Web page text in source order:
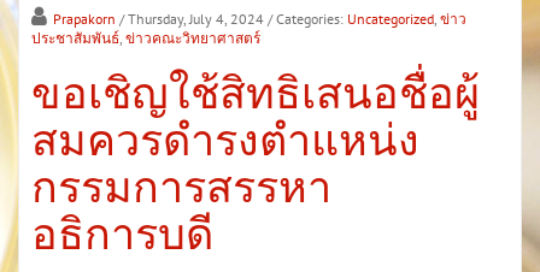
Prapakorn / Thursday, July 4, 2024 / Categories: Uncategorized ข่าว
ประชาสัมพันธ์ ข่าวคณะวิทยาศาสตร์
ขอเชิญใช้สิทธิเสนอชื่อผู้
สมควรดำรงตำแหน่ง
กรรมการสรรหา
อธิการบดี